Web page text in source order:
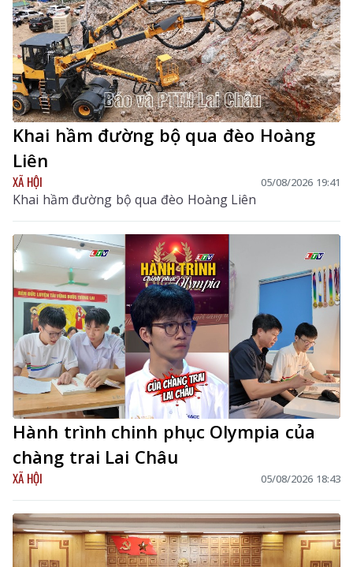
Khai hầm đường bộ qua đèo Hoàng
Liên
XÃ HỘI 05/08/2026 19:41
Khai hầm đường bộ qua đèo Hoàng Liên
Hành trình chinh phục Olympia của
chàng trai Lai Châu
XÃ HỘI 05/08/2026 18:43